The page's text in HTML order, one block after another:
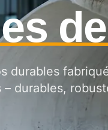
durables
durables,